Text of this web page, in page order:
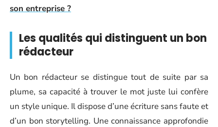
son entreprise ?
Les qualités qui distinguent un bon
rédacteur
Un bon rédacteur se distingue tout de suite par sa
plume, sa capacité à trouver le mot juste lui confère
un style unique. Il dispose d’une écriture sans faute et
d’un bon storytelling. Une connaissance approfondie